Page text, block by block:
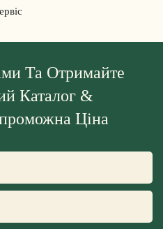
Та Отримайте
Каталог &
Ціна